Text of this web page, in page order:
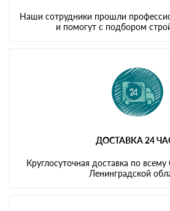
Наши сотрудники прошли
и помогут с подбором
ДОСТАВКА 24
Круглосуточная доставка по
Ленинградской